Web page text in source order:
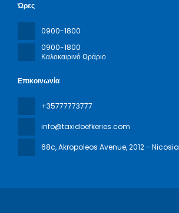
Επικοινωνία
+35777773777
info@taxidoefkeries.com
68c, Akropoleos Avenue, 2012 - Nicosia
Ώρες
0900-1800
0900-1800
Καλοκαιρινό Ωράριο